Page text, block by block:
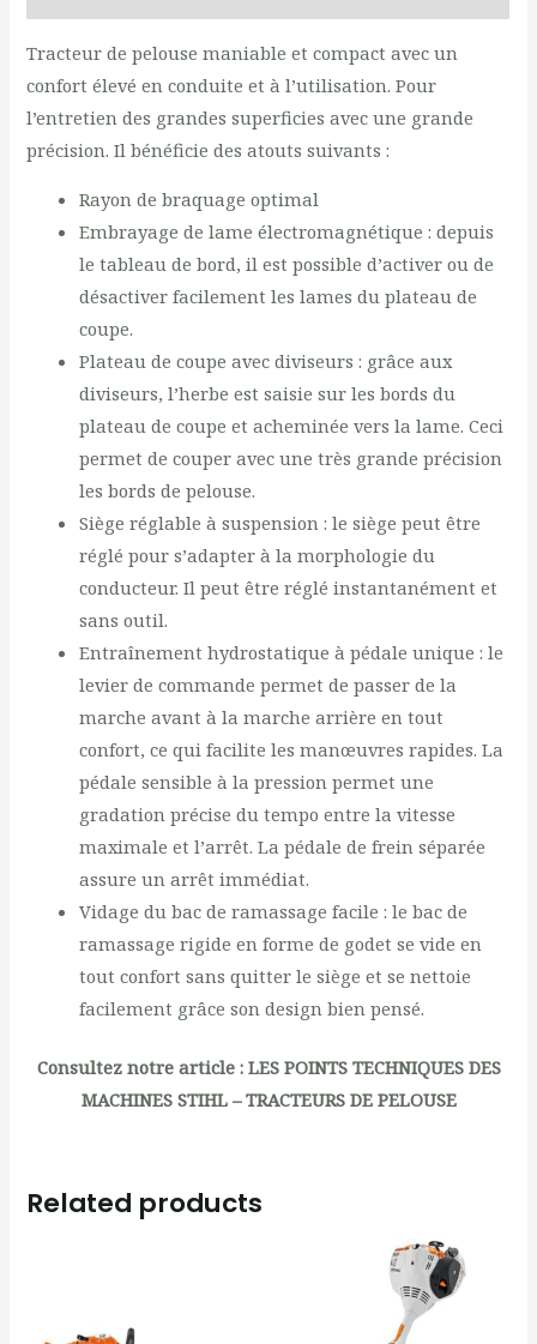
Tracteur de pelouse maniable et compact avec un
confort élevé en conduite et à l’utilisation. Pour
l’entretien des grandes superficies avec une grande
précision. Il bénéficie des atouts suivants :
Rayon de braquage optimal
Embrayage de lame électromagnétique : depuis
le tableau de bord, il est possible d’activer ou de
désactiver facilement les lames du plateau de
coupe.
Plateau de coupe avec diviseurs : grâce aux
diviseurs, l’herbe est saisie sur les bords du
plateau de coupe et acheminée vers la lame. Ceci
permet de couper avec une très grande précision
les bords de pelouse.
Siège réglable à suspension : le siège peut être
réglé pour s’adapter à la morphologie du
conducteur. Il peut être réglé instantanément et
sans outil.
Entraînement hydrostatique à pédale unique : le
levier de commande permet de passer de la
marche avant à la marche arrière en tout
confort, ce qui facilite les manœuvres rapides. La
pédale sensible à la pression permet une
gradation précise du tempo entre la vitesse
maximale et l’arrêt. La pédale de frein séparée
assure un arrêt immédiat.
Vidage du bac de ramassage facile : le bac de
ramassage rigide en forme de godet se vide en
tout confort sans quitter le siège et se nettoie
facilement grâce son design bien pensé.
Consultez notre article : LES POINTS TECHNIQUES DES
MACHINES STIHL – TRACTEURS DE PELOUSE
Related products